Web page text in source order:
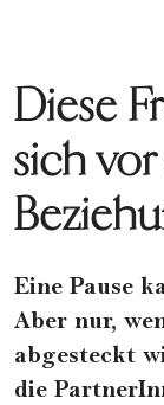
Diese
sich
Eine Pause
Aber nur,
abgesteckt
die